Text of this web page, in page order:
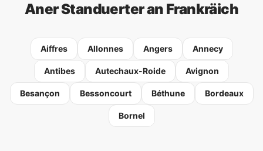
Aner Standuerter an Frankräich
Aiffres Allonnes Angers Annecy
Antibes Autechaux-Roide Avignon
Besançon Bessoncourt Béthune Bordeaux
Bornel